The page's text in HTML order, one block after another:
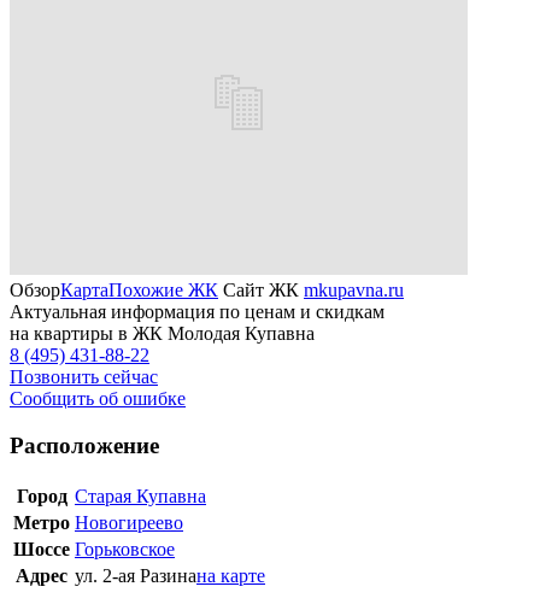
ОбзорКартаПохожие ЖК Сайт ЖК mkupavna.ru
Актуальная информация по ценам и скидкам
на квартиры в ЖК Молодая Купавна
8 (495) 431-88-22
Позвонить сейчас
Сообщить об ошибке
Расположение
Город Старая Купавна
Метро Новогиреево
Шоссе Горьковское
Адрес ул. 2-ая Разинана карте